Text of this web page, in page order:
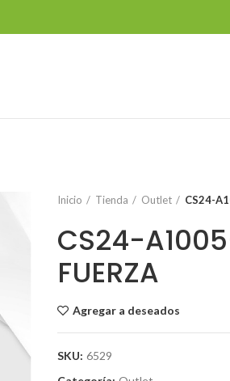
Inicio Tienda Outlet CS24-
CS24-
FUERZA
Agregar a deseados
SKU: 6529